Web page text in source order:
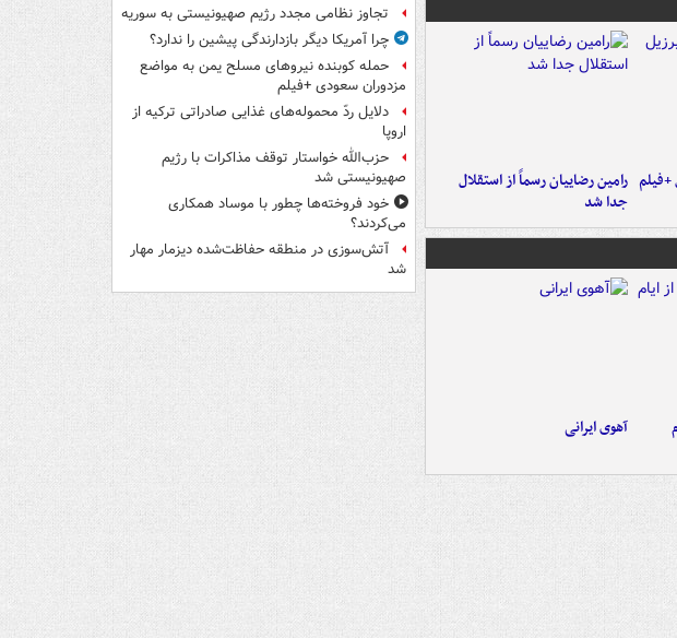
رامین رضاییان رسماً از استقلال
جدا شد
آهوی ایرانی
تجاوز نظامی مجدد رژیم صهیونیستی به سوریه
چرا آمریکا دیگر بازدارندگی پیشین را ندارد؟
حمله کوبنده نیروهای مسلح یمن به مواضع
مزدوران سعودی +فیلم
دلایل ردّ محموله‌های غذایی صادراتی ترکیه از
اروپا
حزب‌الله خواستار توقف مذاکرات با رژیم
صهیونیستی شد
خود فروخته‌ها چطور با موساد همکاری
می‌کردند؟
آتش‌سوزی در منطقه حفاظت‌شده دیزمار مهار
شد